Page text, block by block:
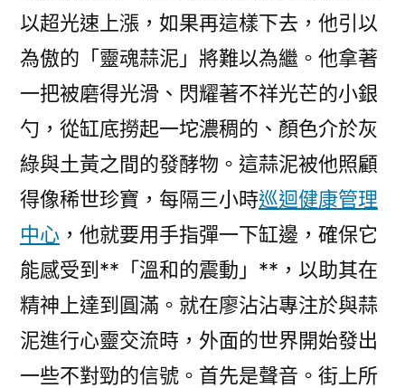
以超光速上漲，如果再這樣下去，他引以
為傲的「靈魂蒜泥」將難以為繼。他拿著
一把被磨得光滑、閃耀著不祥光芒的小銀
勺，從缸底撈起一坨濃稠的、顏色介於灰
綠與土黃之間的發酵物。這蒜泥被他照顧
得像稀世珍寶，每隔三小時巡迴健康管理
中心 ，他就要用手指彈一下缸邊，確保它
能感受到**「溫和的震動」**，以助其在
精神上達到圓滿。就在廖沾沾專注於與蒜
泥進行心靈交流時，外面的世界開始發出
一些不對勁的信號。首先是聲音。街上所